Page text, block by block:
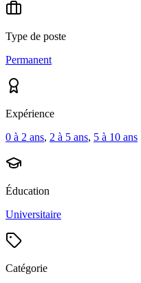
Type de poste
Permanent
Expérience
0 à 2 ans, 2 à 5 ans, 5 à 10 ans
Éducation
Universitaire
Catégorie